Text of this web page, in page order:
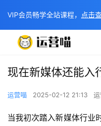
现在新媒体还能入
运营喵 2025-02-12 21:13
当我初次踏入新媒体行业
VIP会员畅学全站课程， 点击